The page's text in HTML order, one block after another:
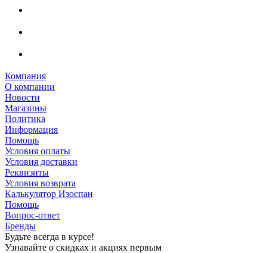
Компания
О компании
Новости
Магазины
Политика
Информация
Помощь
Условия оплаты
Условия доставки
Реквизиты
Условия возврата
Калькулятор Изоспан
Помощь
Вопрос-ответ
Бренды
Будьте всегда в курсе!
Узнавайте о скидках и акциях первым